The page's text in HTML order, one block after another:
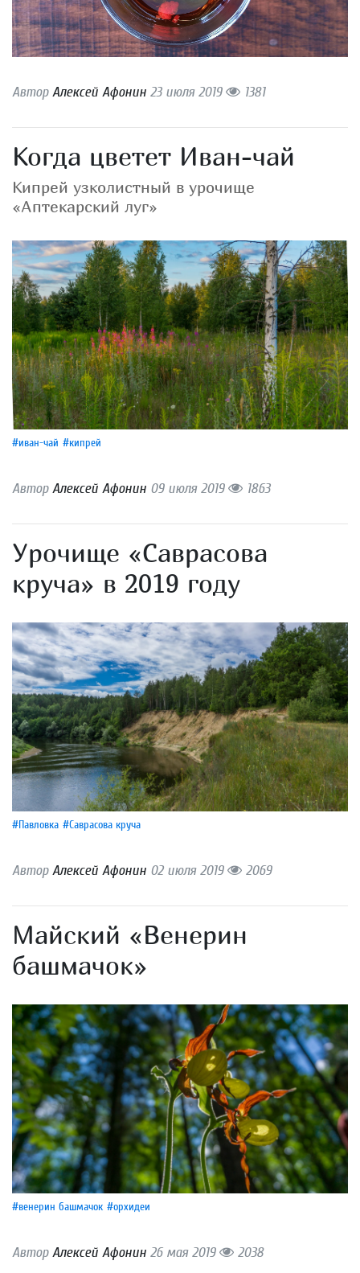
АвторАлексей Афонин 23 июля 2019 1381
Когда цветет Иван-чай
Кипрей узколистный в урочище
«Аптекарский луг»
#иван-чай #кипрей
АвторАлексей Афонин 09 июля 2019 1863
Урочище «Саврасова
круча» в 2019 году
#Павловка #Саврасова круча
АвторАлексей Афонин 02 июля 2019 2069
Майский «Венерин
башмачок»
#венерин башмачок #орхидеи
АвторАлексей Афонин 26 мая 2019 2038